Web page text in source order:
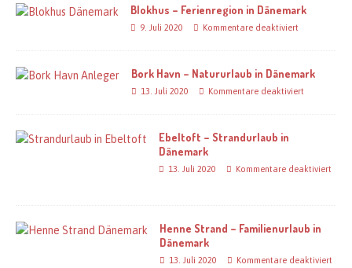
Blokhus – Ferienregion in Dänemark
9. Juli 2020 Kommentare deaktiviert
Bork Havn – Natururlaub in Dänemark
13. Juli 2020 Kommentare deaktiviert
Ebeltoft – Strandurlaub in
Dänemark
13. Juli 2020 Kommentare deaktiviert
Henne Strand – Familienurlaub in
Dänemark
13. Juli 2020 Kommentare deaktiviert